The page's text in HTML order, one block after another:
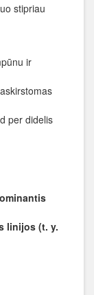
stipriau
ir
per didelis
linijos (t. y.